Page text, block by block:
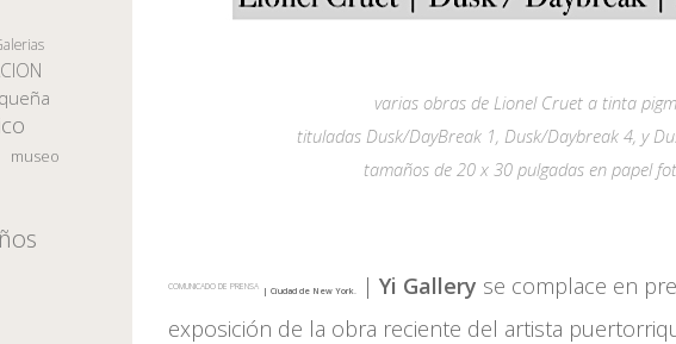
varias obras de Lionel Cruet a tinta
tituladas Dusk/DayBreak 1, Dusk/Daybreak 4, y
tamaños de 20 x 30 pulgadas en papel
COMUNICADO DE PRENSA | Ciudad de New York. | Yi Gallery se complace en
exposición de la obra reciente del artista
museo